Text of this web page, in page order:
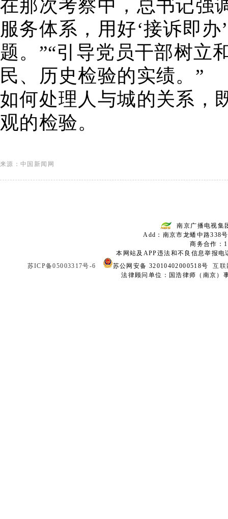
在那次考察中，总书记强
服务体系，用好‘接诉即
题。”“引导党员干部树立
民、历史检验的实绩。”
如何处理人与城的关系，
观的检验。
来源：中国新闻网
南京广播电视集
Add：南京市龙蟠中路
商务合作：
本网站及APP违法和不良信息举报
苏ICP备05003317号-6
苏公网安备 32010402000518号互联
法律顾问单位：国浩律师（南京）